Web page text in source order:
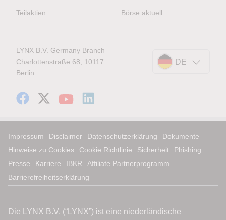
Teilaktien Börse aktuell
LYNX B.V. Germany Branch
Charlottenstraße 68, 10117
Berlin
DE
Impressum Disclaimer Datenschutzerklärung
Dokumente
Hinweise zu Cookies
Cookie Richtlinie Sicherheit
Phishing
Presse
Karriere IBKR
Affiliate Partnerprogramm
Barrierefreiheitserklärung